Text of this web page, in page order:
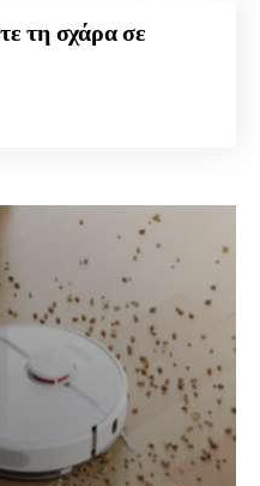
τη σχάρα σε